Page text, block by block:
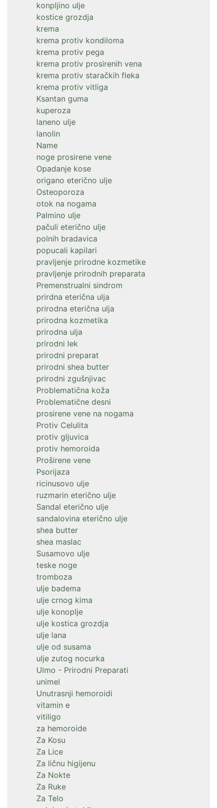
konpljino ulje
kostice grozdja
krema
krema protiv kondiloma
krema protiv pega
krema protiv prosirenih vena
krema protiv staračkih fleka
krema protiv vitliga
Ksantan guma
kuperoza
laneno ulje
lanolin
Name
noge prosirene vene
Opadanje kose
origano eterično ulje
Osteoporoza
otok na nogama
Palmino ulje
pačuli eterično ulje
polnih bradavica
popucali kapilari
pravljenje prirodne kozmetike
pravljenje prirodnih preparata
Premenstrualni sindrom
prirdna eterična ulja
prirodna eterična ulja
prirodna kozmetika
prirodna ulja
prirodni lek
prirodni preparat
prirodni shea butter
prirodni zgušnjivac
Problematična koža
Problematične desni
prosirene vene na nogama
Protiv Celulita
protiv gljuvica
protiv hemoroida
Proširene vene
Psorijaza
ricinusovo ulje
ruzmarin eterično ulje
Sandal eterično ulje
sandalovina eterično ulje
shea butter
shea maslac
Susamovo ulje
teske noge
tromboza
ulje badema
ulje crnog kima
ulje konoplje
ulje kostica grozdja
ulje lana
ulje od susama
ulje zutog nocurka
Ulmo - Prirodni Preparati
unimel
Unutrasnji hemoroidi
vitamin e
vitiligo
za hemoroide
Za Kosu
Za Lice
Za ličnu higijenu
Za Nokte
Za Ruke
Za Telo